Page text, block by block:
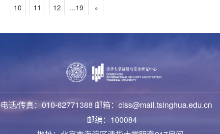
10
11 12 ...19 »
电话/传真：010-62771388 邮箱：ciss@mail.tsinghua.edu.cn
邮编：100084